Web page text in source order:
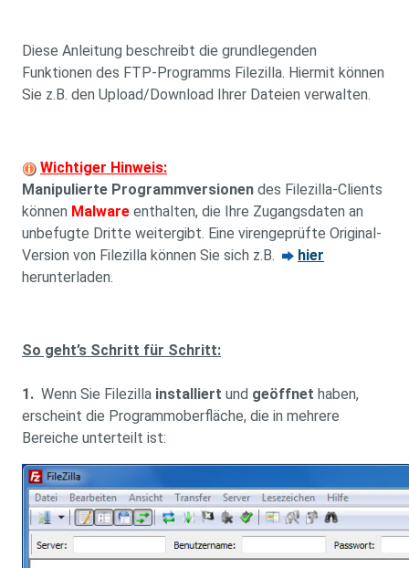
Diese Anleitung beschreibt die grundlegenden
Funktionen des FTP-Programms Filezilla. Hiermit können
Sie z.B. den Upload/Download Ihrer Dateien verwalten.
Wichtiger Hinweis:
Manipulierte Programmversionen des Filezilla-Clients
können Malware enthalten, die Ihre Zugangsdaten an
unbefugte Dritte weitergibt. Eine virengeprüfte Original-
Version von Filezilla können Sie sich z.B.
hier
herunterladen.
So geht’s Schritt für Schritt:
1. Wenn Sie Filezilla installiert und geöffnet haben,
erscheint die Programmoberfläche, die in mehrere
Bereiche unterteilt ist: